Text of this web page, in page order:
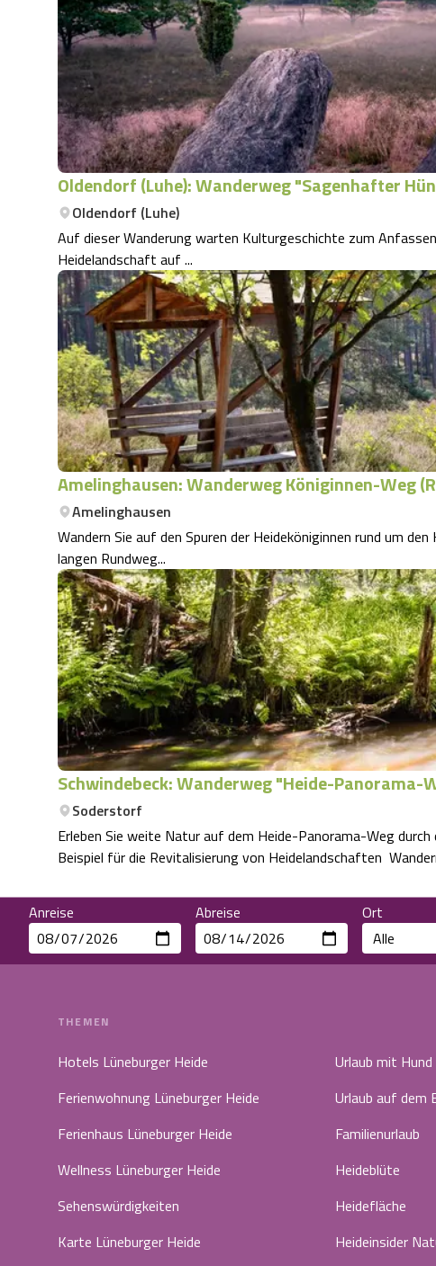
Oldendorf (Luhe): Wanderweg "Sagenhafter
Oldendorf (Luhe)
Auf dieser Wanderung warten Kulturgeschichte zum
Heidelandschaft auf ...
Amelinghausen: Wanderweg Königinnen-Weg
Amelinghausen
Wandern Sie auf den Spuren der Heideköniginnen rund um den Heideort
langen Rundweg...
Schwindebeck: Wanderweg "Heide-Panorama-
Soderstorf
Erleben Sie weite Natur auf dem Heide-Panorama-Weg durch
Beispiel für die
Anreise Abreise Ort
THEMEN
Hotels Lüneburger Heide
Ferienwohnung Lüneburger Heide
Ferienhaus Lüneburger Heide
Wellness Lüneburger Heide
Sehenswürdigkeiten
Karte Lüneburger Heide
Urlaub mit Hund
Urlaub auf dem
Familienurlaub
Heideblüte
Heidefläche
Heideinsider